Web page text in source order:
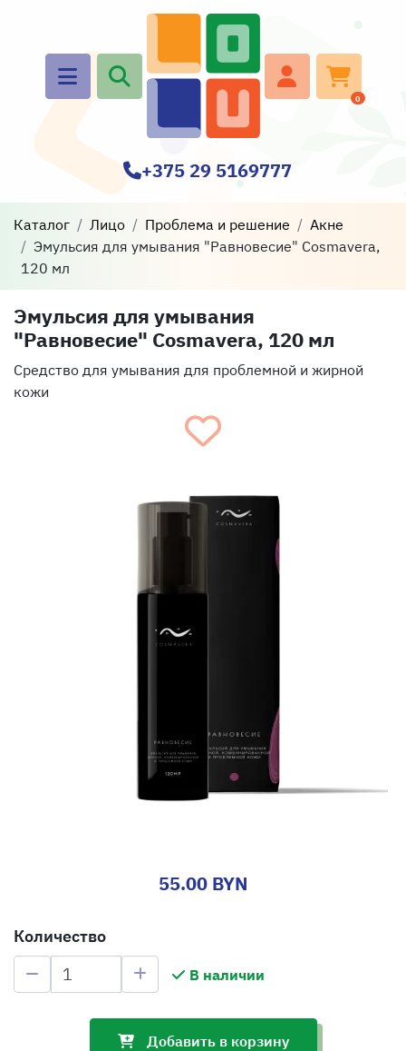
0
+375 29 5169777
Каталог Лицо Проблема и решение
Акне
Эмульсия для умывания "Равновесие" Cosmavera,
120 мл
Эмульсия для умывания
"Равновесие" Cosmavera, 120 мл
Средство для умывания для проблемной и жирной
кожи
55.00 BYN
Количество
В наличии
Добавить в корзину